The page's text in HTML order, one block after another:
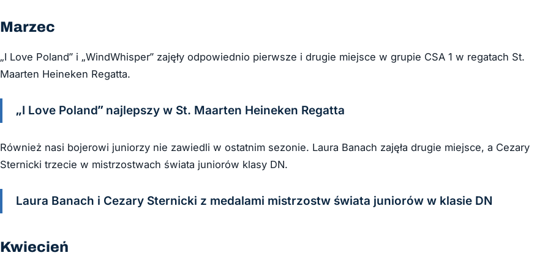
Marzec
„I Love Poland” i „WindWhisper” zajęły odpowiednio pierwsze i drugie miejsce w grupie CSA 1 w regatach St.
Maarten Heineken Regatta.
„I Love Poland” najlepszy w St. Maarten Heineken Regatta
Również nasi bojerowi juniorzy nie zawiedli w ostatnim sezonie. Laura Banach zajęła drugie miejsce, a Cezary
Sternicki trzecie w mistrzostwach świata juniorów klasy DN.
Laura Banach i Cezary Sternicki z medalami mistrzostw świata juniorów w klasie DN
Kwiecień